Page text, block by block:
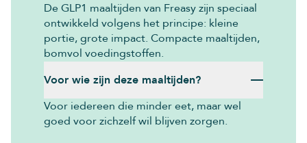
De GLP1 maaltijden van Freasy zijn speciaal
ontwikkeld volgens het principe: kleine
portie, grote impact. Compacte maaltijden,
bomvol voedingstoffen.
Voor wie zijn deze maaltijden?
Voor iedereen die minder eet, maar wel
goed voor zichzelf wil blijven zorgen.